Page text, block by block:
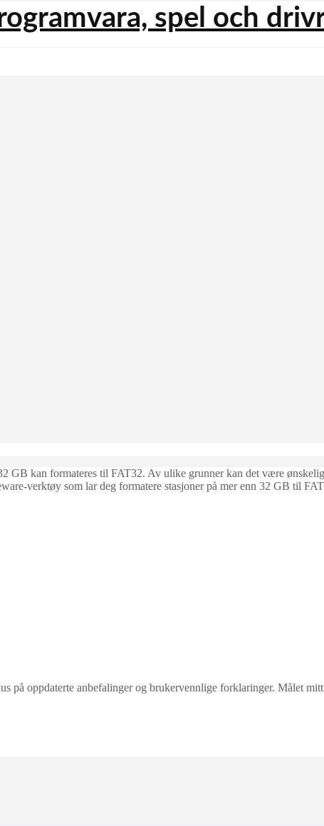
GB kan formateres til FAT32. Av ulike grunner kan det være
verktøy som lar deg formatere stasjoner på mer enn 32 GB til
oppdaterte anbefalinger og brukervennlige forklaringer. Målet